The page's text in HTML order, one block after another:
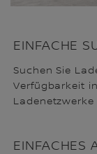
EINFACHE
Suchen Sie
Verfügbarkeit
Ladenetzwerke
EINFACHES